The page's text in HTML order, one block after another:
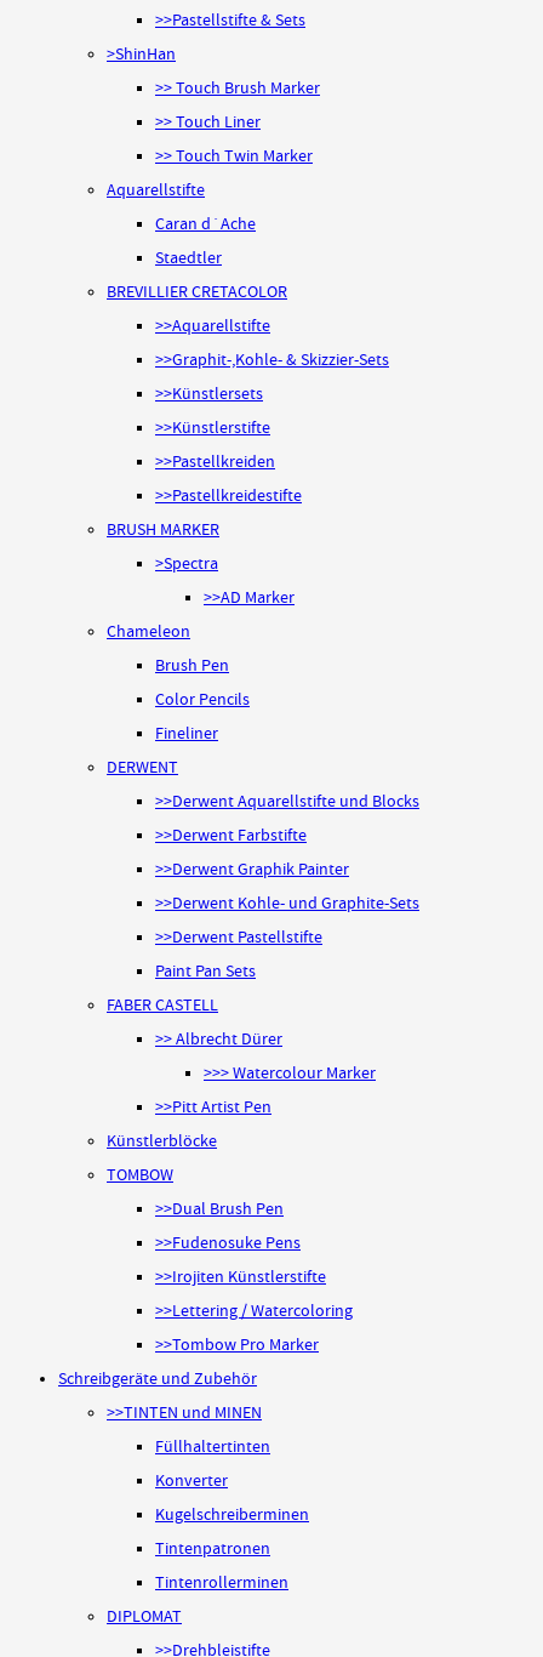
>>Pastellstifte & Sets
>ShinHan
>> Touch Brush Marker
>> Touch Liner
>> Touch Twin Marker
Aquarellstifte
Caran d´Ache
Staedtler
BREVILLIER CRETACOLOR
>>Aquarellstifte
>>Graphit-,Kohle- & Skizzier-Sets
>>Künstlersets
>>Künstlerstifte
>>Pastellkreiden
>>Pastellkreidestifte
BRUSH MARKER
>Spectra
>>AD Marker
Chameleon
Brush Pen
Color Pencils
Fineliner
DERWENT
>>Derwent Aquarellstifte und Blocks
>>Derwent Farbstifte
>>Derwent Graphik Painter
>>Derwent Kohle- und Graphite-Sets
>>Derwent Pastellstifte
Paint Pan Sets
FABER CASTELL
>> Albrecht Dürer
>>> Watercolour Marker
>>Pitt Artist Pen
Künstlerblöcke
TOMBOW
>>Dual Brush Pen
>>Fudenosuke Pens
>>Irojiten Künstlerstifte
>>Lettering / Watercoloring
>>Tombow Pro Marker
Schreibgeräte und Zubehör
>>TINTEN und MINEN
Füllhaltertinten
Konverter
Kugelschreiberminen
Tintenpatronen
Tintenrollerminen
DIPLOMAT
>>Drehbleistifte